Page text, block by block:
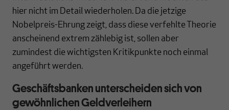
hier nicht im Detail wiederholen. Da die jetzige
Nobelpreis-Ehrung zeigt, dass diese verfehlte Theorie
anscheinend extrem zählebig ist, sollen aber
zumindest die wichtigsten Kritikpunkte noch einmal
angeführt werden.
Geschäftsbanken unterscheiden sich von
gewöhnlichen Geldverleihern